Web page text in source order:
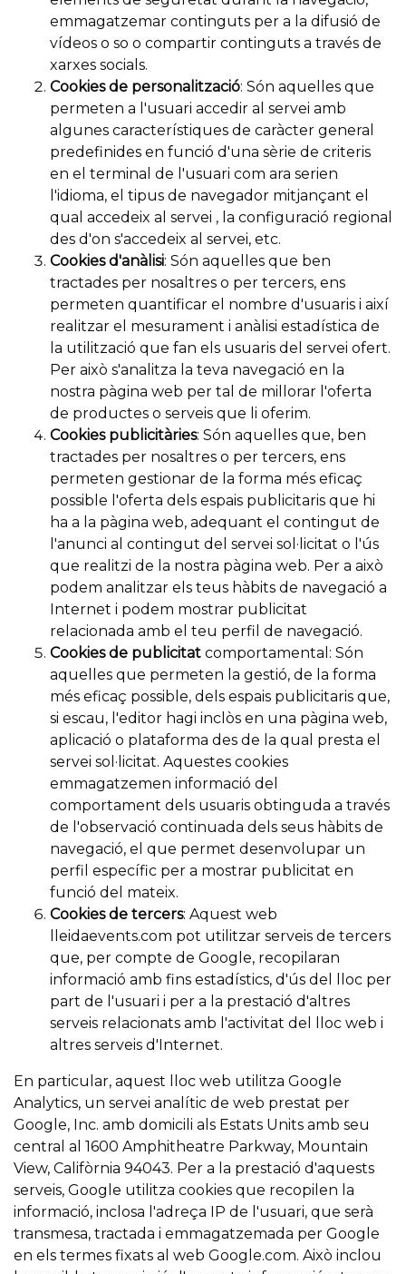
emmagatzemar continguts per a la difusió de
vídeos o so o compartir continguts a través de
xarxes socials.
Cookies de personalització: Són aquelles que
permeten a l'usuari accedir al servei amb
algunes característiques de caràcter general
predefinides en funció d'una sèrie de criteris
en el terminal de l'usuari com ara serien
l'idioma, el tipus de navegador mitjançant el
qual accedeix al servei , la configuració regional
des d'on s'accedeix al servei, etc.
Cookies d'anàlisi: Són aquelles que ben
tractades per nosaltres o per tercers, ens
permeten quantificar el nombre d'usuaris i així
realitzar el mesurament i anàlisi estadística de
la utilització que fan els usuaris del servei ofert.
Per això s'analitza la teva navegació en la
nostra pàgina web per tal de millorar l'oferta
de productes o serveis que li oferim.
Cookies publicitàries: Són aquelles que, ben
tractades per nosaltres o per tercers, ens
permeten gestionar de la forma més eficaç
possible l'oferta dels espais publicitaris que hi
ha a la pàgina web, adequant el contingut de
l'anunci al contingut del servei sol·licitat o l'ús
que realitzi de la nostra pàgina web. Per a això
podem analitzar els teus hàbits de navegació a
Internet i podem mostrar publicitat
relacionada amb el teu perfil de navegació.
Cookies de publicitat comportamental: Són
aquelles que permeten la gestió, de la forma
més eficaç possible, dels espais publicitaris que,
si escau, l'editor hagi inclòs en una pàgina web,
aplicació o plataforma des de la qual presta el
servei sol·licitat. Aquestes cookies
emmagatzemen informació del
comportament dels usuaris obtinguda a través
de l'observació continuada dels seus hàbits de
navegació, el que permet desenvolupar un
perfil específic per a mostrar publicitat en
funció del mateix.
Cookies de tercers: Aquest web
lleidaevents.com pot utilitzar serveis de tercers
que, per compte de Google, recopilaran
informació amb fins estadístics, d'ús del lloc per
part de l'usuari i per a la prestació d'altres
serveis relacionats amb l'activitat del lloc web i
altres serveis d'Internet.
En particular, aquest lloc web utilitza Google
Analytics, un servei analític de web prestat per
Google, Inc. amb domicili als Estats Units amb seu
central al 1600 Amphitheatre Parkway, Mountain
View, Califòrnia 94043. Per a la prestació d'aquests
serveis, Google utilitza cookies que recopilen la
informació, inclosa l'adreça IP de l'usuari, que serà
transmesa, tractada i emmagatzemada per Google
en els termes fixats al web Google.com. Això inclou